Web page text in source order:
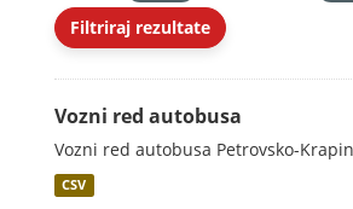
Filtriraj rezultate
Vozni red autobusa
Vozni red autobusa Petrovsko-
CSV